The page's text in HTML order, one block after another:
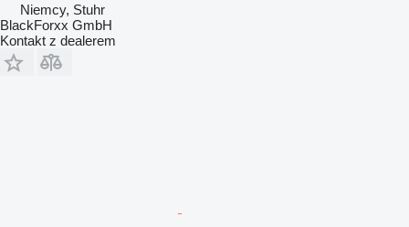
Niemcy, Stuhr
BlackForxx GmbH
Kontakt z dealerem